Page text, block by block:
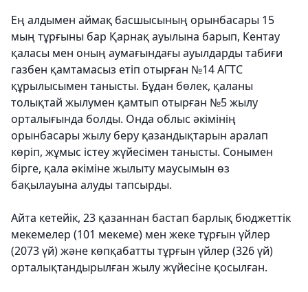
Ең алдымен аймақ басшысының орынбасары 15
мың тұрғыны бар Қарнақ ауылына барып, Кентау
қаласы мен оның аумағындағы ауылдарды табиғи
газбен қамтамасыз етіп отырған №14 АГТС
құрылысымен танысты. Бұдан бөлек, қаланы
толықтай жылумен қамтып отырған №5 жылу
орталығында болды. Онда облыс әкімінің
орынбасары жылу беру қазандықтарын аралап
көріп, жұмыс істеу жүйесімен танысты. Сонымен
бірге, қала әкіміне жылыту маусымын өз
бақылауына алуды тапсырды.
Айта кетейік, 23 қазаннан бастап барлық бюджеттік
мекемелер (101 мекеме) мен жеке тұрғын үйлер
(2073 үй) және көпқабатты тұрғын үйлер (326 үй)
орталықтандырылған жылу жүйесіне қосылған.